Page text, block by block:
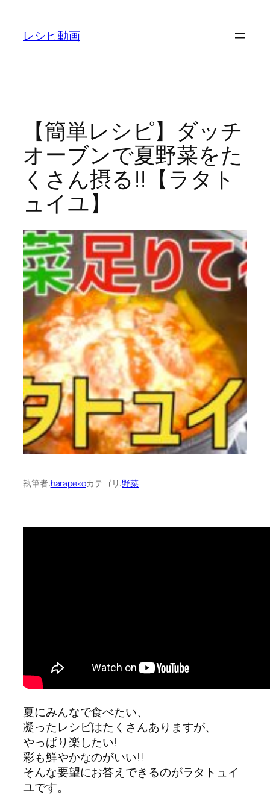
レシピ動画
【簡単レシピ】ダッチ
オーブンで夏野菜をた
くさん摂る!!【ラタト
ュイユ】
執筆者:harapekoカテゴリ:野菜
夏にみんなで食べたい、
凝ったレシピはたくさんありますが、
やっぱり楽したい!
彩も鮮やかなのがいい!!
そんな要望にお答えできるのがラタトュイ
ユです。